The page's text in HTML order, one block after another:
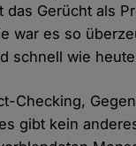
das Gerücht als
war es so
schnell wie
Checking,
gibt kein